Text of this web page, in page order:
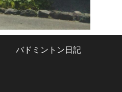
バドミントン日記